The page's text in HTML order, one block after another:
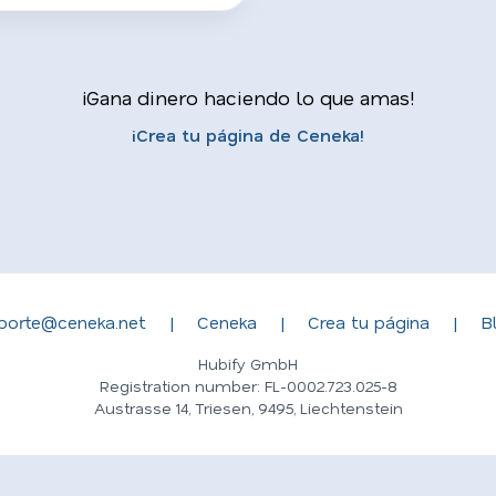
¡Gana dinero haciendo lo que amas!
¡Crea tu página de Ceneka!
| Ceneka | Crea tu página |
Hubify GmbH
Registration number: FL-0002.723.025-8
Austrasse 14, Triesen, 9495, Liechtenstein